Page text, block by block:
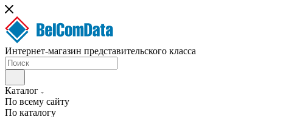
Интернет-магазин представительского класса
Каталог
По всему сайту
По каталогу